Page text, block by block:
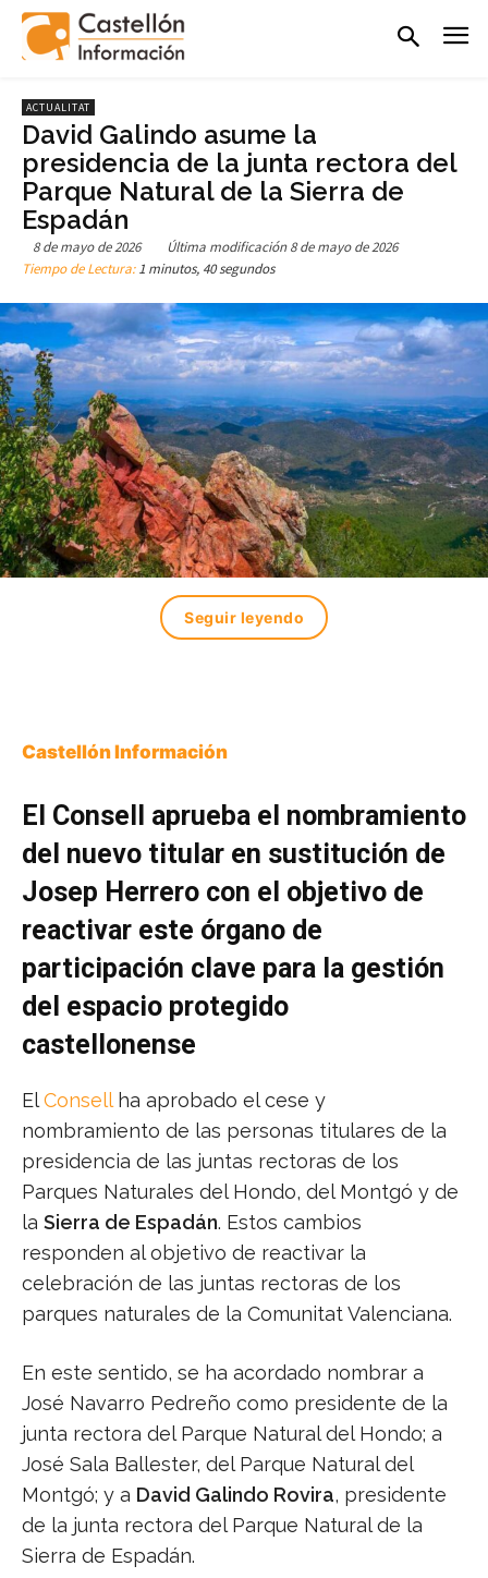
ACTUALITAT
David Galindo asume la
presidencia de la junta rectora del
Parque Natural de la Sierra de
Espadán
8 de mayo de 2026 Última modificación 8 de mayo de 2026
Tiempo de Lectura:1 minutos, 40 segundos
Seguir leyendo
Castellón Información
El Consell aprueba el nombramiento
del nuevo titular en sustitución de
Josep Herrero con el objetivo de
reactivar este órgano de
participación clave para la gestión
del espacio protegido
castellonense
ElConsellha aprobado el cese y
nombramiento de las personas titulares de la
presidencia de las juntas rectoras de los
Parques Naturales del Hondo, del Montgó y de
la Sierra de Espadán. Estos cambios
responden al objetivo de reactivar la
celebración de las juntas rectoras de los
parques naturales de la Comunitat Valenciana.
En este sentido, se ha acordado nombrar a
José Navarro Pedreño como presidente de la
junta rectora del Parque Natural del Hondo; a
José Sala Ballester, del Parque Natural del
Montgó; y a David Galindo Rovira, presidente
de la junta rectora del Parque Natural de la
Sierra de Espadán.